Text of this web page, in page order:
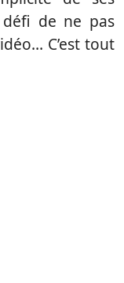
de ne pas
C’est tout